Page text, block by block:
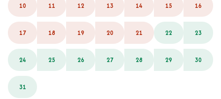
10 11 12 13 14 15 16
17 18 19 20 21 22 23
24 25 26 27 28 29 30
31